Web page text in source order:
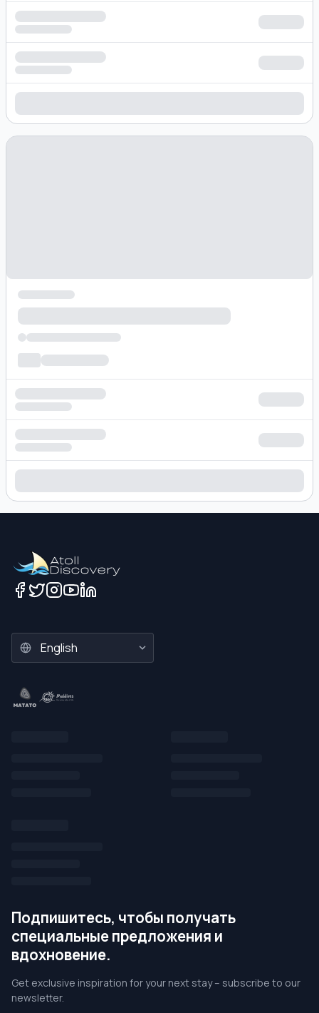
Loading hotel search results...
Подпишитесь, чтобы получать
специальные предложения и
вдохновение.
Get exclusive inspiration for your next stay – subscribe to our
newsletter.